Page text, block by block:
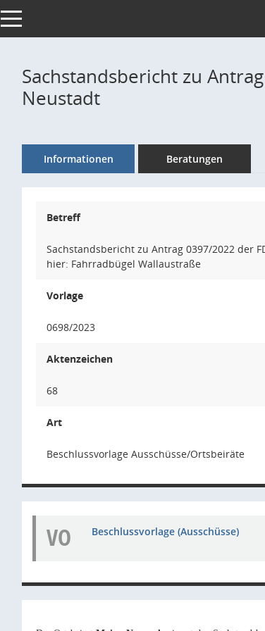
Toggle navigation
Sachstandsbericht zu
Neustadt
Informationen Beratungen
Betreff
Sachstandsbericht zu Antrag 0397/2022 der
hier: Fahrradbügel Wallaustraße
Vorlage
0698/2023
Aktenzeichen
68
Art
Beschlussvorlage Ausschüsse/Ortsbeiräte
VO Beschlussvorlage (Ausschüsse)